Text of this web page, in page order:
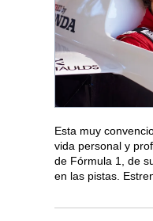
Esta muy
vida personal y
de Fórmula 1, de
en las pistas.